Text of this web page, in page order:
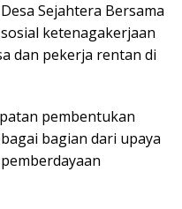
Sejahtera Bersama
ketenagakerjaan
dan pekerja rentan di
pembentukan
bagian dari upaya